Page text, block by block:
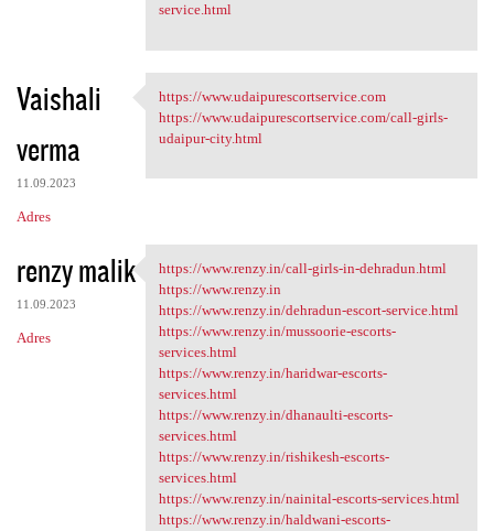
service.html
Vaishali
verma
11.09.2023
Adres
https://www
https://www.udaipurescortservice.com
https://www.udaipurescortservice.com/call-girls-
udaipur-city.html
renzy malik
11.09.2023
Adres
https://www.renzy.in/call
https://www.renzy.in/call-girls-in-dehradun.html
https://www.renzy.in
https://www.renzy.in/dehradun-escort-service.html
https://www.renzy.in/mussoorie-escorts-
services.html
https://www.renzy.in/haridwar-escorts-
services.html
https://www.renzy.in/dhanaulti-escorts-
services.html
https://www.renzy.in/rishikesh-escorts-
services.html
https://www.renzy.in/nainital-escorts-services.html
https://www.renzy.in/haldwani-escorts-